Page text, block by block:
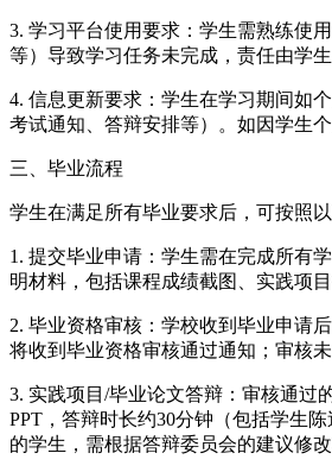
3. 学习平台使用要求：学生需熟练使
等）导致学习任务未完成，责任由学
4. 信息更新要求：学生在学习期间如
考试通知、答辩安排等）。如因学生
三、毕业流程
学生在满足所有毕业要求后，可按照
1. 提交毕业申请：学生需在完成所有
明材料，包括课程成绩截图、实践项
2. 毕业资格审核：学校收到毕业申请
将收到毕业资格审核通过通知；审核
3. 实践项目/毕业论文答辩：审核通过
PPT，答辩时长约30分钟（包括学生
的学生，需根据答辩委员会的建议修